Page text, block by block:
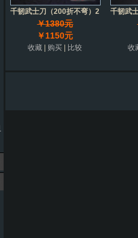
千韧武士刀（200折不弯）2
￥1380元
￥1150元
收藏 购买 比较
千韧武
收